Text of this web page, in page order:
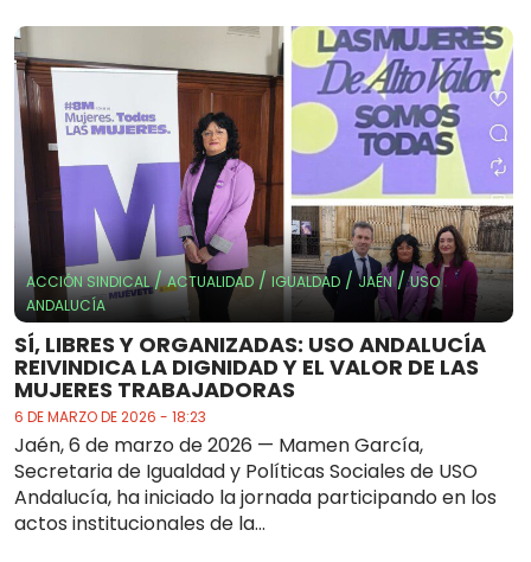
ACCIÓN SINDICAL/ACTUALIDAD/IGUALDAD /JAÉN/USO
ANDALUCÍA
SÍ, LIBRES Y ORGANIZADAS: USO ANDALUCÍA
REIVINDICA LA DIGNIDAD Y EL VALOR DE LAS
MUJERES TRABAJADORAS
6 DE MARZO DE 2026 - 18:23
Jaén, 6 de marzo de 2026 — Mamen García,
Secretaria de Igualdad y Políticas Sociales de USO
Andalucía, ha iniciado la jornada participando en los
actos institucionales de la...